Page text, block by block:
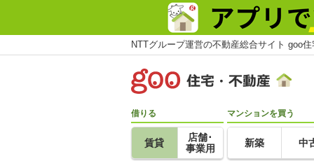
NTTグループ運営の不動産総合サイト goo
借りる
賃貸
店舗･
事業用
マンションを買う
新築 中